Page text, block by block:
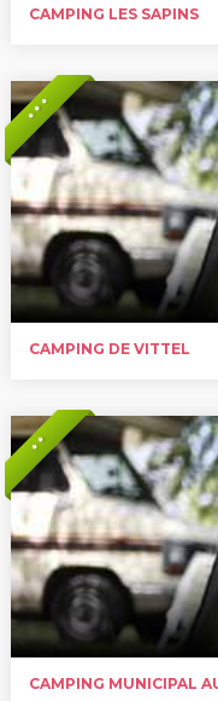
CAMPING LES SAPINS
* * *
CAMPING DE VITTEL
* *
CAMPING MUNICIPAL